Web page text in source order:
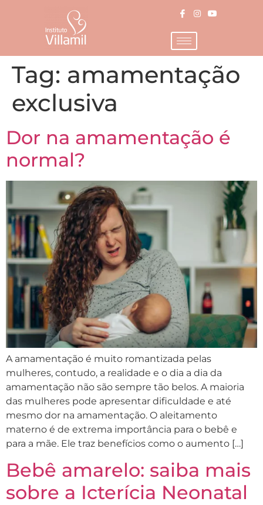
Tag: amamentação
exclusiva
Dor na amamentação é
normal?
A amamentação é muito romantizada pelas
mulheres, contudo, a realidade e o dia a dia da
amamentação não são sempre tão belos. A maioria
das mulheres pode apresentar dificuldade e até
mesmo dor na amamentação. O aleitamento
materno é de extrema importância para o bebê e
para a mãe. Ele traz benefícios como o aumento […]
Bebê amarelo: saiba mais
sobre a Icterícia Neonatal